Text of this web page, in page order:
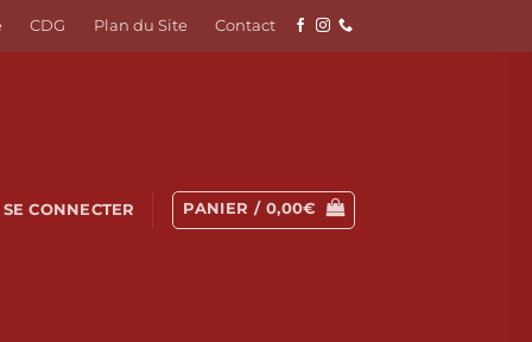
CDG Plan du Site Contact
SE CONNECTER PANIER / 0,00€